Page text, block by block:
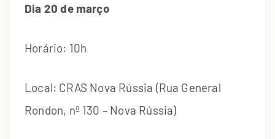
Dia 20 de março
Horário: 10h
Local: CRAS Nova Rússia (Rua General
Rondon, nº 130 – Nova Rússia)